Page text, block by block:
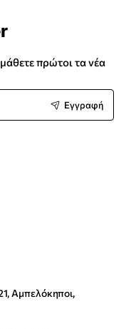
πρώτοι τα νέα
Εγγραφή
Αμπελόκηποι,